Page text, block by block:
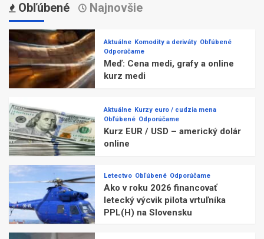
Obľúbené Najnovšie
Aktuálne Komodity a deriváty Obľúbené
Odporúčame
Meď: Cena medi, grafy a online
kurz medi
Aktuálne Kurzy euro / cudzia mena
Obľúbené Odporúčame
Kurz EUR / USD – americký dolár
online
Letectvo Obľúbené Odporúčame
Ako v roku 2026 financovať
letecký výcvik pilota vrtuľníka
PPL(H) na Slovensku